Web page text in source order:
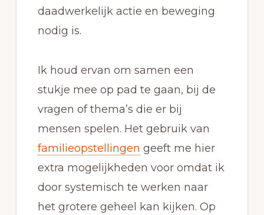
daadwerkelijk actie en beweging
nodig is.
Ik houd ervan om samen een
stukje mee op pad te gaan, bij de
vragen of thema’s die er bij
mensen spelen. Het gebruik van
familieopstellingen geeft me hier
extra mogelijkheden voor omdat ik
door systemisch te werken naar
het grotere geheel kan kijken. Op